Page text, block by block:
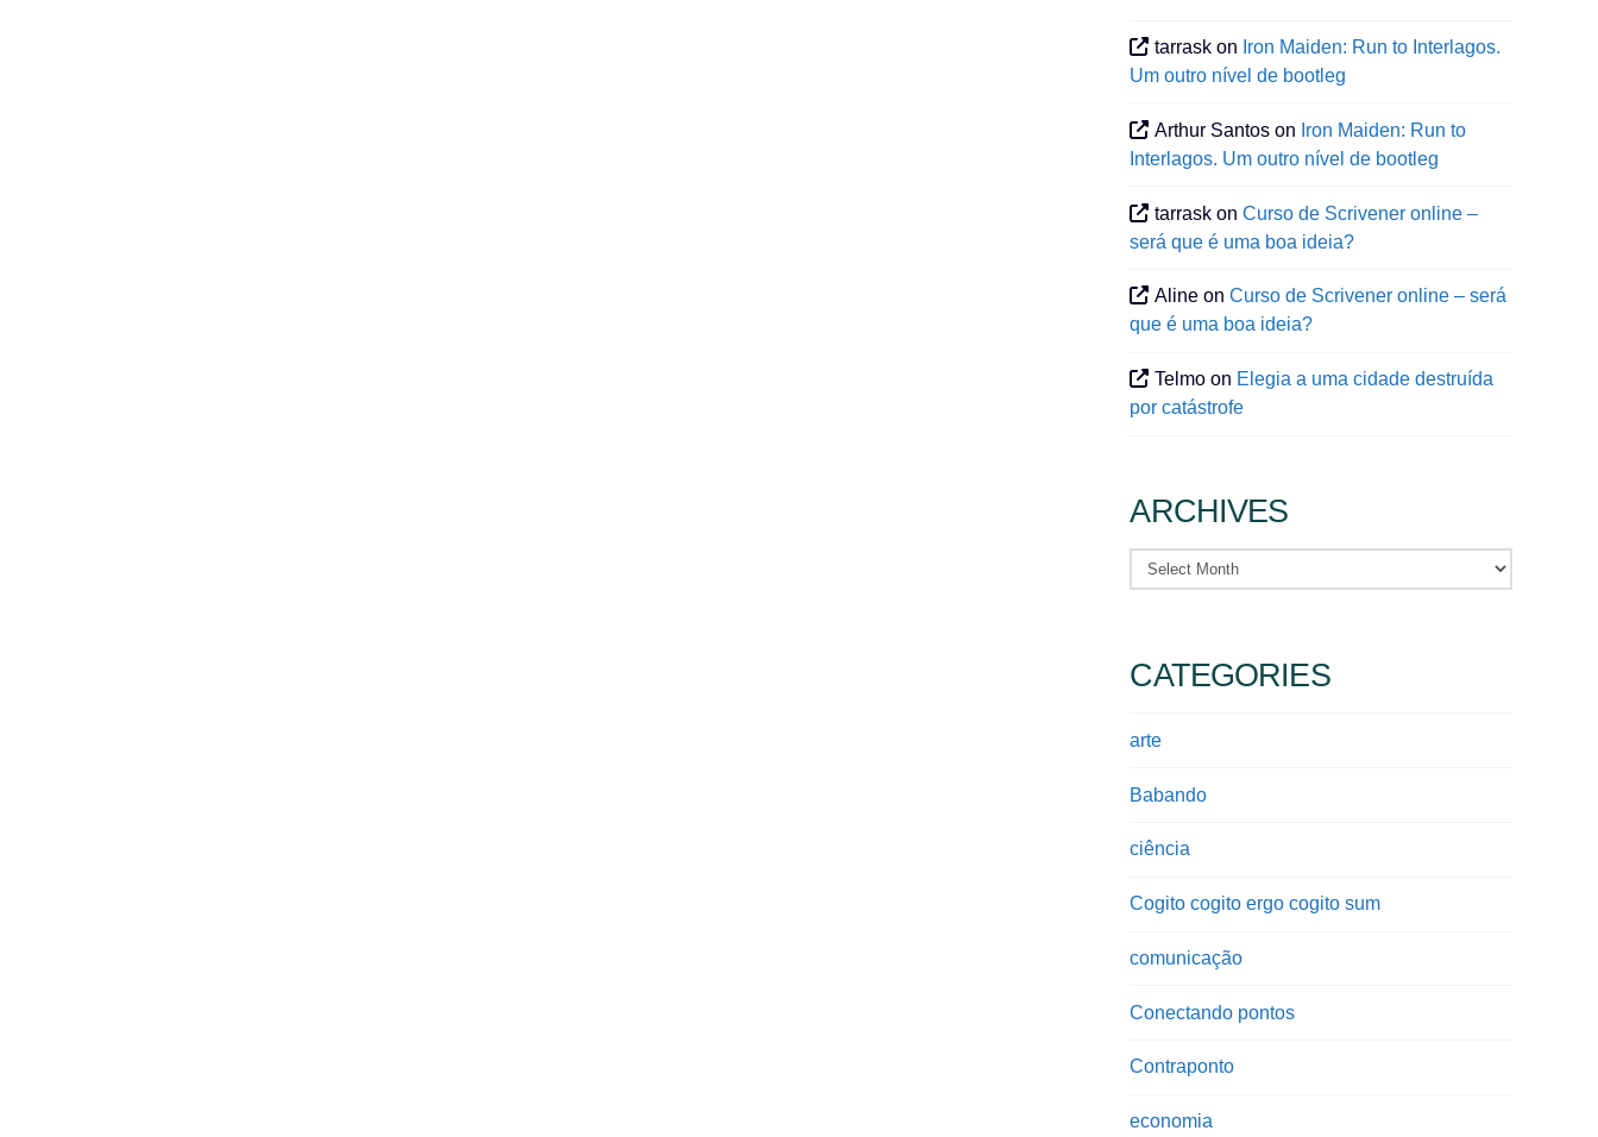
tarrask on Iron Maiden: Run to Interlagos.
Um outro nível de bootleg
Arthur Santos on Iron Maiden: Run to
Interlagos. Um outro nível de bootleg
tarrask onCurso de Scrivener online –
será que é uma boa ideia?
Aline onCurso de Scrivener online – será
que é uma boa ideia?
Telmo on Elegia a uma cidade destruída
por catástrofe
ARCHIVES
Archives
CATEGORIES
arte
Babando
ciência
Cogito cogito ergo cogito sum
comunicação
Conectando pontos
Contraponto
economia